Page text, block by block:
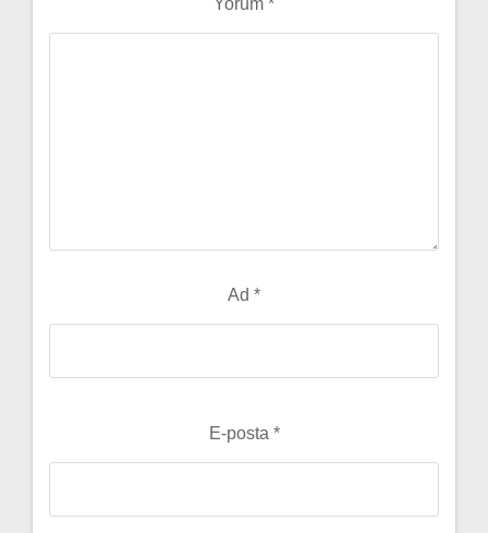
Ad *
E-posta *